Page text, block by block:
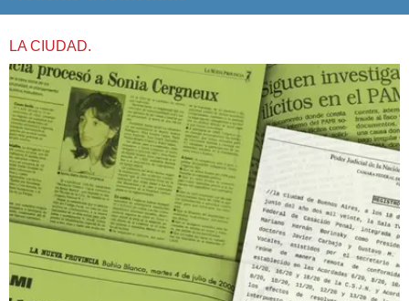
LA CIUDAD.